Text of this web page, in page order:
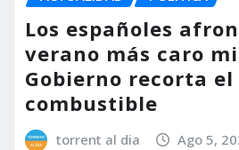
Los españoles
verano más caro
Gobierno recorta el
combustible
torrent al dia Ago 5,